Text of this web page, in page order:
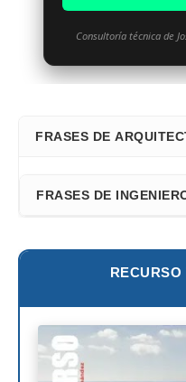
Consultoría técnica de
FRASES DE
Santiago Calatrava
Richard Rogers
David Chipperfield
FRASES DE
Leslie E. Robertson
Félix Cándela
RECURSO